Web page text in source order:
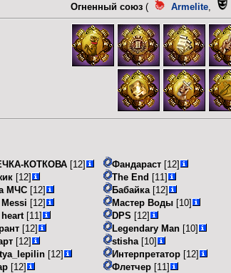
Огненный союз ( Armelite,
КОТКОВА [12]
[12]
МЧС [12]
[12]
[11]
[12]
[12]
[12]
[12]
Фандараст [12]
The End [11]
Бабайка [12]
Мастер Воды [10]
DPS [12]
Legendary Man [10]
stisha [10]
Интерпретатор [12]
Флетчер [11]